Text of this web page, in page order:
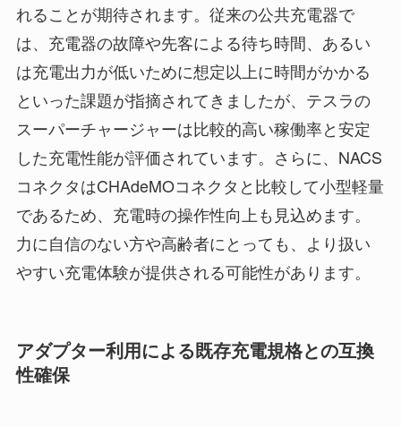
れることが期待されます。従来の公共充電器で
は、充電器の故障や先客による待ち時間、あるい
は充電出力が低いために想定以上に時間がかかる
といった課題が指摘されてきましたが、テスラの
スーパーチャージャーは比較的高い稼働率と安定
した充電性能が評価されています。さらに、NACS
コネクタはCHAdeMOコネクタと比較して小型軽量
であるため、充電時の操作性向上も見込めます。
力に自信のない方や高齢者にとっても、より扱い
やすい充電体験が提供される可能性があります。
アダプター利用による既存充電規格との互換
性確保